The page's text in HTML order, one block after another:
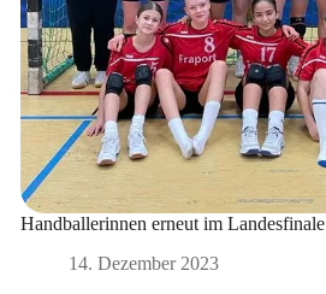
Handballerinnen erneut im Landesfinale
14. Dezember 2023